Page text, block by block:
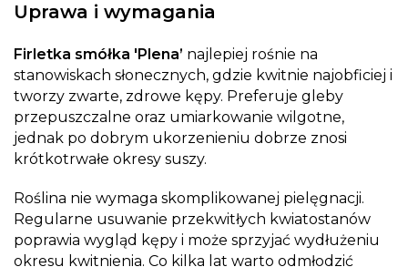
Uprawa i wymagania
Firletka smółka 'Plena’ najlepiej rośnie na
stanowiskach słonecznych, gdzie kwitnie najobficiej i
tworzy zwarte, zdrowe kępy. Preferuje gleby
przepuszczalne oraz umiarkowanie wilgotne,
jednak po dobrym ukorzenieniu dobrze znosi
krótkotrwałe okresy suszy.
Roślina nie wymaga skomplikowanej pielęgnacji.
Regularne usuwanie przekwitłych kwiatostanów
poprawia wygląd kępy i może sprzyjać wydłużeniu
okresu kwitnienia. Co kilka lat warto odmłodzić